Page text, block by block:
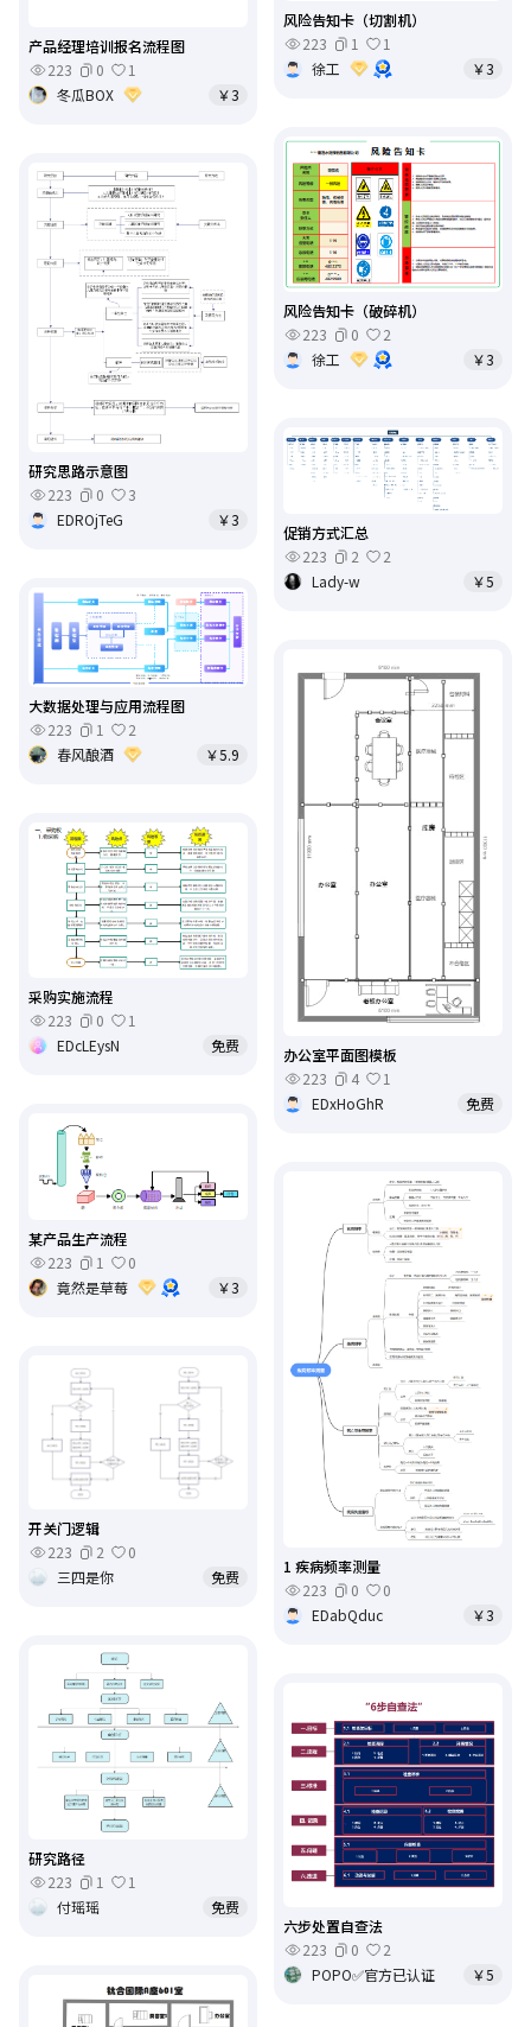
产品经理培训报名流程图
223
0
1
冬瓜BOX
￥3
风险告知卡（切割机）
223
1
1
徐工
￥3
风险告知卡（破碎机）
223
0
2
徐工
￥3
研究思路示意图
223
0
3
EDROjTeG
￥3
促销方式汇总
223
2
2
Lady-w
￥5
大数据处理与应用流程图
223
1
2
春风酿酒
￥5.9
办公室平面图模板
223
4
1
EDxHoGhR
免费
采购实施流程
223
0
1
EDcLEysN
免费
某产品生产流程
223
1
0
竟然是草莓
￥3
1 疾病频率测量
223
0
0
EDabQduc
￥3
开关门逻辑
223
2
0
三四是你
免费
研究路径
223
1
1
付瑶瑶
免费
六步处置自查法
223
0
2
POPO✅官方已认证
￥5